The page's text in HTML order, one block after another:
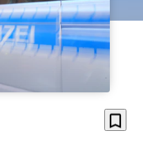
bookmark_border